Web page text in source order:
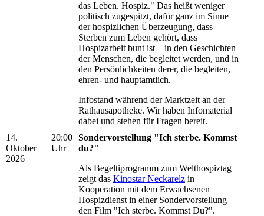
das Leben. Hospiz." Das heißt weniger
politisch zugespitzt, dafür ganz im Sinne
der hospizlichen Überzeugung, dass
Sterben zum Leben gehört, dass
Hospizarbeit bunt ist – in den Geschichten
der Menschen, die begleitet werden, und in
den Persönlichkeiten derer, die begleiten,
ehren- und hauptamtlich.
Infostand während der Marktzeit an der
Rathausapotheke. Wir haben Infomaterial
dabei und stehen für Fragen bereit.
14.
Oktober
2026
20:00
Uhr
Sondervorstellung "Ich sterbe. Kommst
du?"
Als Begeltiprogramm zum Welthospiztag
zeigt das Kinostar Neckarelz in
Kooperation mit dem Erwachsenen
Hospizdienst in einer Sondervorstellung
den Film "Ich sterbe. Kommst Du?".